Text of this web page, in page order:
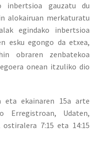
inbertsioa gauzatu du
alokairuan merkaturatu
egindako inbertsioa
esku egongo da etxea,
obraren zenbatekoa
onean itzuliko dio
eta ekainaren 15a arte
Erregistroan, Udaten,
7:15 eta 14:15